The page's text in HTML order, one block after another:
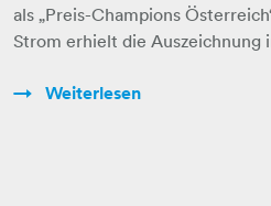
als „Preis-Champions
Strom erhielt die Auszeichnung
Weiterlesen